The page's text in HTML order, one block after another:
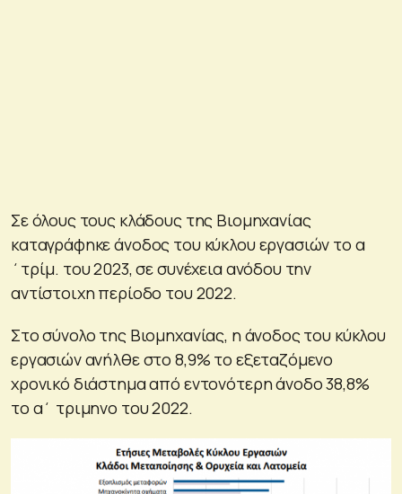
Σε όλους τους κλάδους της Βιομηχανίας
καταγράφηκε άνοδος του κύκλου εργασιών το α
΄τρίμ. του 2023, σε συνέχεια ανόδου την
αντίστοιχη περίοδο του 2022.
Στο σύνολο της Βιομηχανίας, η άνοδος του κύκλου
εργασιών ανήλθε στο 8,9% το εξεταζόμενο
χρονικό διάστημα από εντονότερη άνοδο 38,8%
το α΄ τριμηνο του 2022.